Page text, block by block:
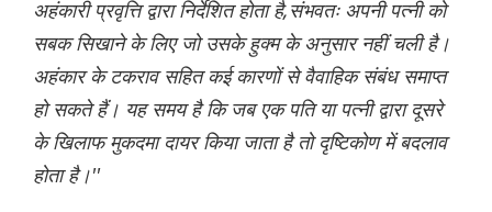
अहंकारी प्रवृत्ति द्वारा निर्देशित होता है,संभवतः अपनी पत्नी को
सबक सिखाने के लिए जो उसके हुक्म के अनुसार नहीं चली है।
अहंकार के टकराव सहित कई कारणों से वैवाहिक संबंध समाप्त
हो सकते हैं। यह समय है कि जब एक पति या पत्नी द्वारा दूसरे
के खिलाफ मुकदमा दायर किया जाता है तो दृष्टिकोण में बदलाव
होता है।''